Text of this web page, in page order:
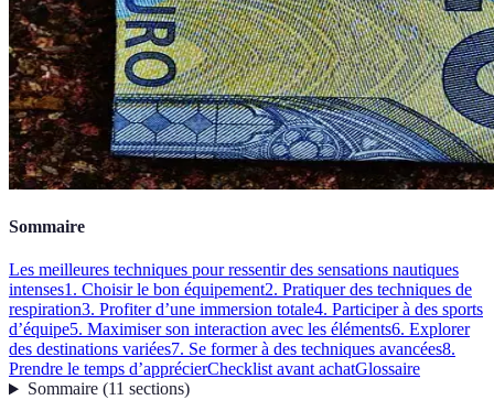
Sommaire
Les meilleures techniques pour ressentir des sensations nautiques
intenses1. Choisir le bon équipement2. Pratiquer des techniques de
respiration3. Profiter d’une immersion totale4. Participer à des sports
d’équipe5. Maximiser son interaction avec les éléments6. Explorer
des destinations variées7. Se former à des techniques avancées8.
Prendre le temps d’apprécierChecklist avant achatGlossaire
Sommaire(11 sections)